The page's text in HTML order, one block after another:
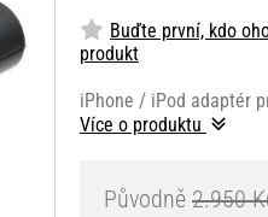
Buďte první, kdo
produkt
iPhone / iPod adaptér
Více o produktu
Původně 2.950